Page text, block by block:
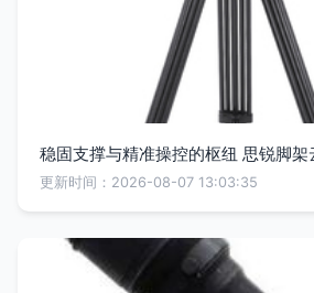
稳固支撑与精准操控的枢纽 思锐脚
更新时间：2026-08-07 13:03:35